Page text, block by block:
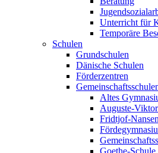
Unterricht für
Temporäre
Schulen
Grundschulen
Dänische Schulen
Förderzentren
Altes
Auguste-
Fridtjof-
Goethe-Schule